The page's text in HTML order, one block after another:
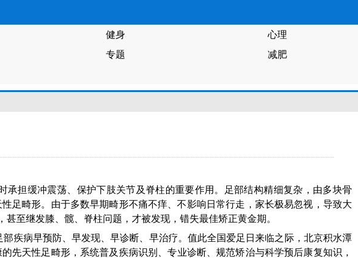
健身
心理
专题
减肥
担缓冲震荡、保护下肢关节及脊柱的重要作用。足部结构精细复杂，由多块骨
足畸形。由于多数早期畸形不痛不痒、不影响日常行走，家长极易忽视，导致大
至继发膝、髋、脊柱问题，才被发现，错失最佳矫正黄金期。
疾病早预防、早发现、早诊断、早治疗。值此全国爱足日来临之际， 北京积水潭
先天性足畸形，系统普及疾病识别、专业诊断、规范矫治与科学预后康复知识，